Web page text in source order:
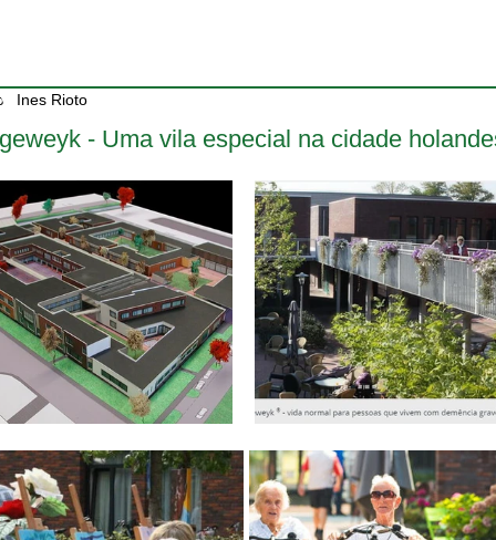
- Uma vila especial na cidade
Ines Rioto